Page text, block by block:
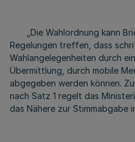
„Die Wahlordnung kann
Regelungen treffen, dass
Wahlangelegenheiten durch
Übermittlung, durch mobile
abgegeben werden können.
nach Satz 1 regelt das
das Nähere zur Stimmabgabe